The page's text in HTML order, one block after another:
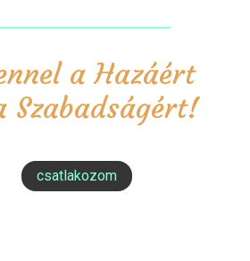
a Hazáért
Szabadságért!
csatlakozom